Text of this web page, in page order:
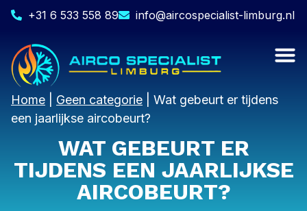
+31 6 533 558 89 info@aircospecialist-limburg.nl
Home Geen categorie
Wat gebeurt er tijdens
een jaarlijkse aircobeurt?
WAT GEBEURT ER
TIJDENS EEN JAARLIJKSE
AIRCOBEURT?